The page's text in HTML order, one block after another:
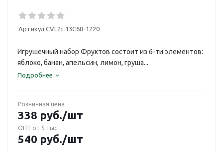
Артикул CVL2:: 13С68-1220
Игрушечный набор Фруктов состоит из 6-ти элементов:
яблоко, банан, апельсин, лимон, груша...
Подробнее
Розничная цена
338 руб./шт
ОПТ от 5 тыс.
540 руб./шт